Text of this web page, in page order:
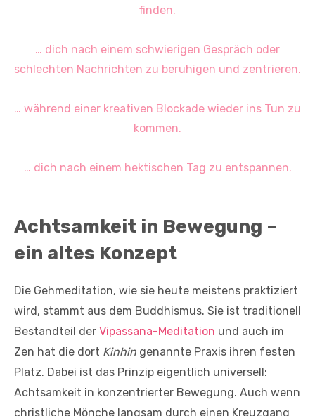
finden.
… dich nach einem schwierigen Gespräch oder
schlechten Nachrichten zu beruhigen und zentrieren.
… während einer kreativen Blockade wieder ins Tun zu
kommen.
… dich nach einem hektischen Tag zu entspannen.
Achtsamkeit in Bewegung –
ein altes Konzept
Die Gehmeditation, wie sie heute meistens praktiziert
wird, stammt aus dem Buddhismus. Sie ist traditionell
Bestandteil der Vipassana-Meditation und auch im
Zen hat die dort Kinhin genannte Praxis ihren festen
Platz. Dabei ist das Prinzip eigentlich universell:
Achtsamkeit in konzentrierter Bewegung. Auch wenn
christliche Mönche langsam durch einen Kreuzgang